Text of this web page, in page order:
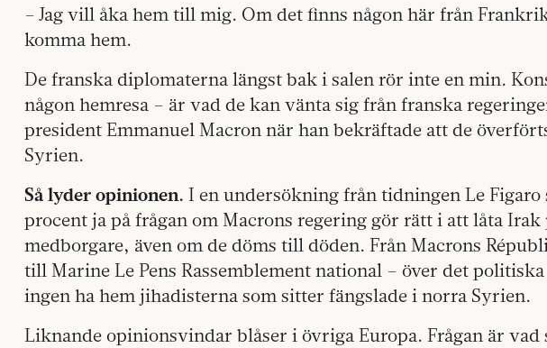
– Jag vill åka hem till mig. Om det finns någon här från
komma hem.
De franska diplomaterna längst bak i salen rör inte en min.
någon hemresa – är vad de kan vänta sig från franska
president Emmanuel Macron när han bekräftade att de
Syrien.
Så lyder opinionen. I en undersökning från tidningen Le Figaro
procent ja på frågan om Macrons regering gör rätt i att låta Irak
medborgare, även om de döms till döden. Från Macrons
till Marine Le Pens Rassemblement national – över det
ingen ha hem jihadisterna som sitter fängslade i norra Syrien.
Liknande opinionsvindar blåser i övriga Europa. Frågan är vad